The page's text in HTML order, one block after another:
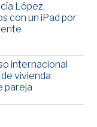
López,
con un iPad por
internacional
vivienda
pareja